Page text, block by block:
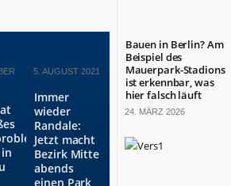
5. AUGUST 2021
Immer
wieder
Randale:
Jetzt macht
Bezirk Mitte
abends
einen Park
Bauen in Berlin? Am
Beispiel des
Mauerpark-Stadions
ist erkennbar, was
hier falsch läuft
24. MÄRZ 2026
und
Lebensart.
Es
kommen
zu
Wort,